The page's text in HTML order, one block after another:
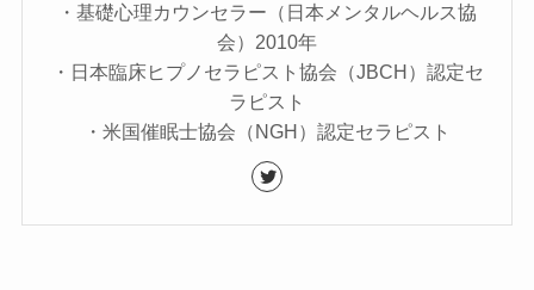
・基礎心理カウンセラー（日本メンタルヘルス協
会）2010年
・日本臨床ヒプノセラピスト協会（JBCH）認定セ
ラピスト
・米国催眠士協会（NGH）認定セラピスト